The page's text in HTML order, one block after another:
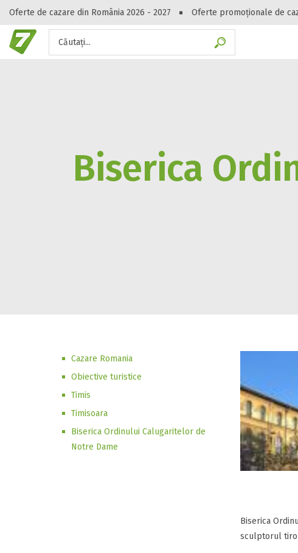
Oferte de cazare din România 2026 - 2027 Oferte promoționale de
Căutați...
Gasești
Biserica
Cazare Romania
Obiective turistice
Timis
Timisoara
Biserica Ordinului Calugaritelor de
Notre Dame
Biserica
sculptorul